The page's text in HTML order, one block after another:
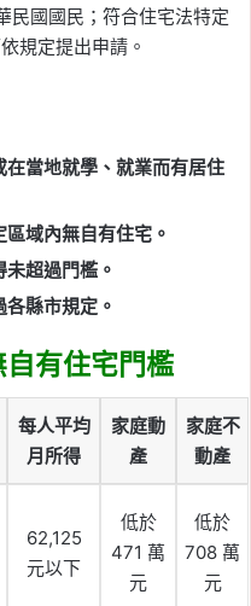
民國國民；符合住宅法特定
規定提出申請。
當地就學、就業而有居住
域內無自有住宅。
超過門檻。
縣市規定。
有住宅門檻
每人平均
月所得
家庭動
產
家庭不
動產
62,125
元以下
低於
471 萬
元
低於
708 萬
元